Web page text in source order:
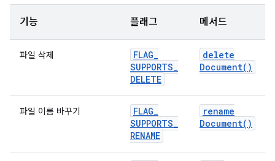
기능 플래그 메서드
파일 삭제 FLAG_
SUPPORTS_
DELETE
delete
Document( )
파일 이름 바꾸기 FLAG_
SUPPORTS_
RENAME
rename
Document( )